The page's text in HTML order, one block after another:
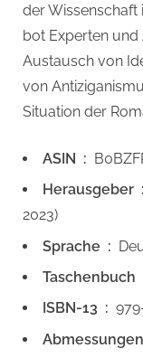
der Wissenschaft
bot Experten und
Austausch von
von
Situation der
ASIN ‏ : ‎
Herausgeber ‏ : ‎
2023)
Sprache ‏ : ‎
ISBN-13 ‏ : ‎